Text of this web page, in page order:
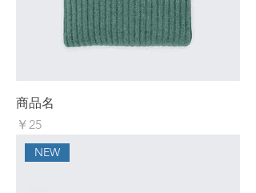
商品名
価格
￥25
NEW